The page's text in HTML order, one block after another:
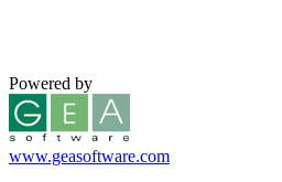
Powered by
www.geasoftware.com